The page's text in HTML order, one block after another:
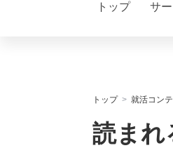
トップ サ
トップ 就活コン
読まれ